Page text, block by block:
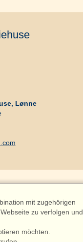
Lønne
mit zugehörigen
zu verfolgen und
möchten.